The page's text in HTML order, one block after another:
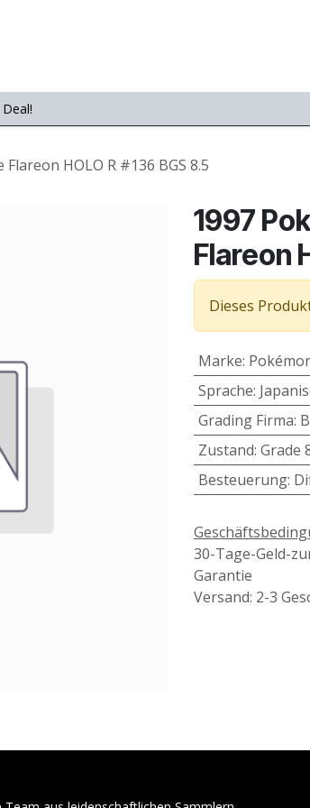
HOLO R #136 BGS 8.5
1997
Flareon
Dieses
Marke:
Sprache:
Grading Firma:
Zustand: Grade
Besteuerung:
30-Tage-Geld-
Garantie
Versand: 2-3